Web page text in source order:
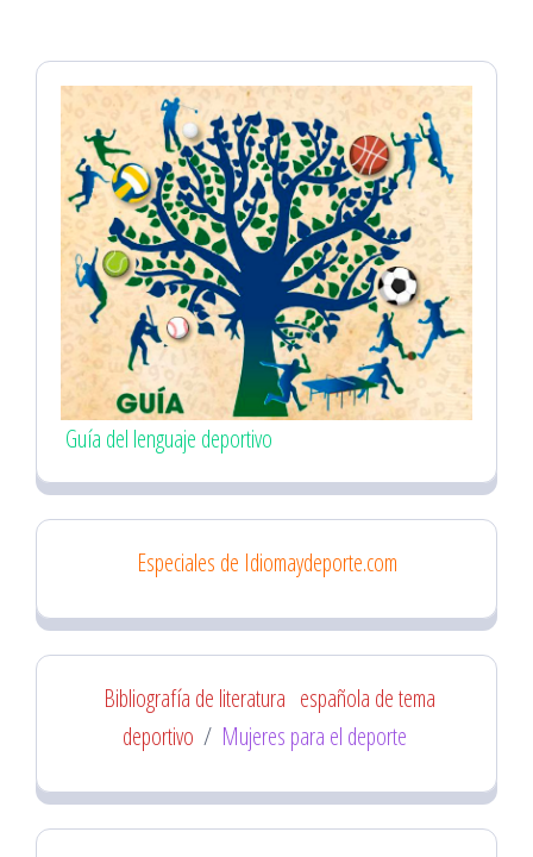
Guía del lenguaje deportivo
Especiales de Idiomaydeporte.com
Bibliografía de literatura española de tema
deportivo / Mujeres para el deporte